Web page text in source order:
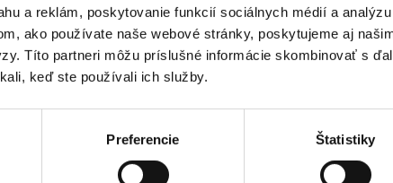
a reklám, poskytovanie funkcií sociálnych médií a
ako používate naše webové stránky, poskytujeme aj
Títo partneri môžu príslušné informácie skombinovať s
keď ste používali ich služby.
Preferencie Štatistiky